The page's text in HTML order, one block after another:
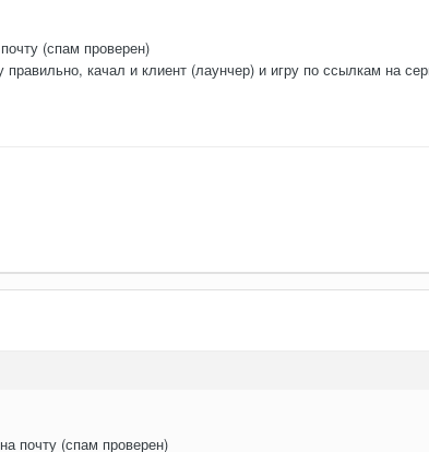
(спам проверен)
качал и клиент (лаунчер) и игру по ссылкам на
почту (спам проверен)